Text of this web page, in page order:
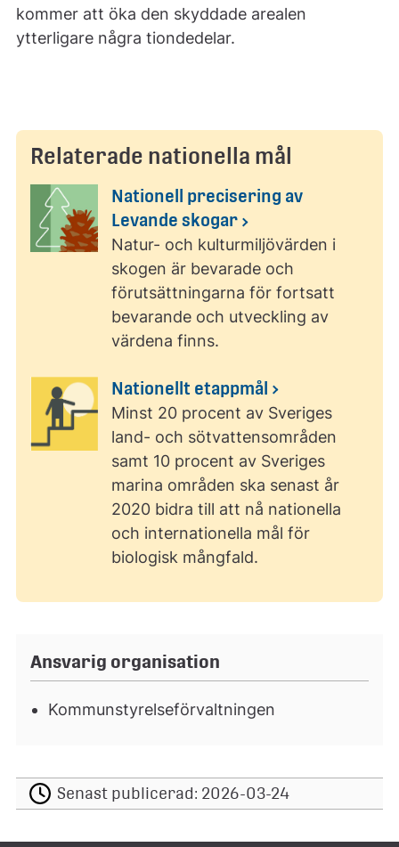
kommer att öka den skyddade arealen
ytterligare några tiondedelar.
Relaterade nationella mål
Nationell precisering av
Levande skogar
Natur- och kulturmiljövärden i
skogen är bevarade och
förutsättningarna för fortsatt
bevarande och utveckling av
värdena finns.
Nationellt etappmål
Minst 20 procent av Sveriges
land- och sötvattensområden
samt 10 procent av Sveriges
marina områden ska senast år
2020 bidra till att nå nationella
och internationella mål för
biologisk mångfald.
Ansvarig organisation
Kommunstyrelseförvaltningen
Senast publicerad: 2026-03-24